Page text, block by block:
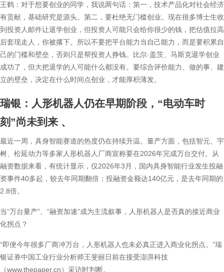
王鹤：对于想要创业的同学，我说两句话：第一，技术产品化对社会经济
有贡献，基础研究是源头。第二，要杜绝无门槛创业。现在很多博士生收
到投资人邮件让退学创业，但投资人可能只会给你很少的钱，把估值拉高
后套现走人，你被撂下。所以不要把平台能力当自己能力，而是要积累自
己的门槛和壁垒，否则只是帮投资人挣钱。比尔·盖茨、马斯克退学创业
成功了，但大把退学的人可能什么都没有。要综合评价能力、做的事、建
立的壁垒，决定在什么时间点创业，才能厚积薄发。
瑞银：人形机器人仍在早期阶段，“电动车时
刻”尚未到来 、
最近一周，具身智能赛道的热度仍在持续升温。量产方面，包括智元、宇
树、松延动力等多家人形机器人厂商宣称要在2026年完成万台交付。从
融资数据来看，有统计显示，仅2026年3月，国内具身智能行业发生投融
资事件40多起，较去年同期翻倍；投融资金额达140亿元，是去年同期的
2.8倍。
当“万台量产”、“融资加速”成为主流叙事，人形机器人是否真的接近商业
化拐点？
“即便今年很多厂商冲万台，人形机器人也未必真正进入商业化拐点。”瑞
银证券中国工业行业分析师王斐丽日前在接受澎湃科技
（www.thepaper.cn）采访时判断。